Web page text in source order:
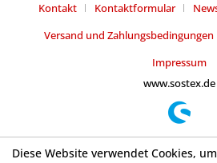
Kontakt
Kontaktformular
Versand und Zahlungsbedingungen
Impressum
www.sostex.de
Diese Website verwendet Cookies,